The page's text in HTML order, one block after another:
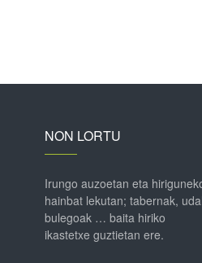
NON LORTU
Irungo auzoetan eta
hainbat lekutan; tabernak,
bulegoak … baita hiriko
ikastetxe guztietan ere.